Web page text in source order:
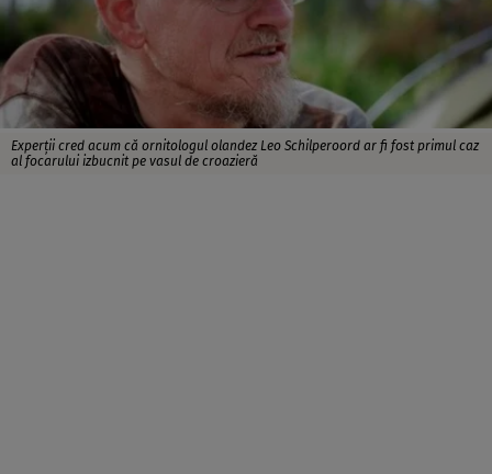
Experții cred acum că ornitologul olandez Leo Schilperoord ar fi fost primul caz
al focarului izbucnit pe vasul de croazieră